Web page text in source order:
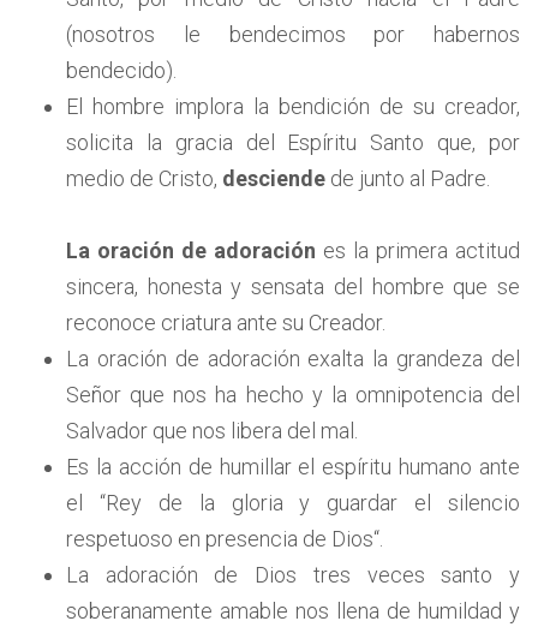
(nosotros le bendecimos por habernos
bendecido).
El hombre implora la bendición de su creador,
solicita la gracia del Espíritu Santo que, por
medio de Cristo, desciende de junto al Padre.
La oración de adoración es la primera actitud
sincera, honesta y sensata del hombre que se
reconoce criatura ante su Creador.
La oración de adoración exalta la grandeza del
Señor que nos ha hecho y la omnipotencia del
Salvador que nos libera del mal.
Es la acción de humillar el espíritu humano ante
el “Rey de la gloria y guardar el silencio
respetuoso en presencia de Dios“.
La adoración de Dios tres veces santo y
soberanamente amable nos llena de humildad y